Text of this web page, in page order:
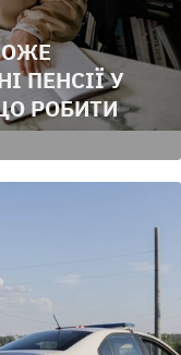
ПЕНСІЇ У
РОБИТИ